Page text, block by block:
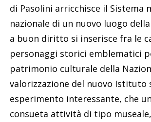
di Pasolini arricchisce il Sistema
nazionale di un nuovo luogo
a buon diritto si inserisce fra le
personaggi storici emblematici
patrimonio culturale della
valorizzazione del nuovo Istituto
esperimento interessante, che
consueta attività di tipo